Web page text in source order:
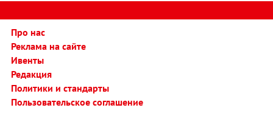
Про нас
Реклама на сайте
Ивенты
Редакция
Политики и стандарты
Пользовательское соглашение